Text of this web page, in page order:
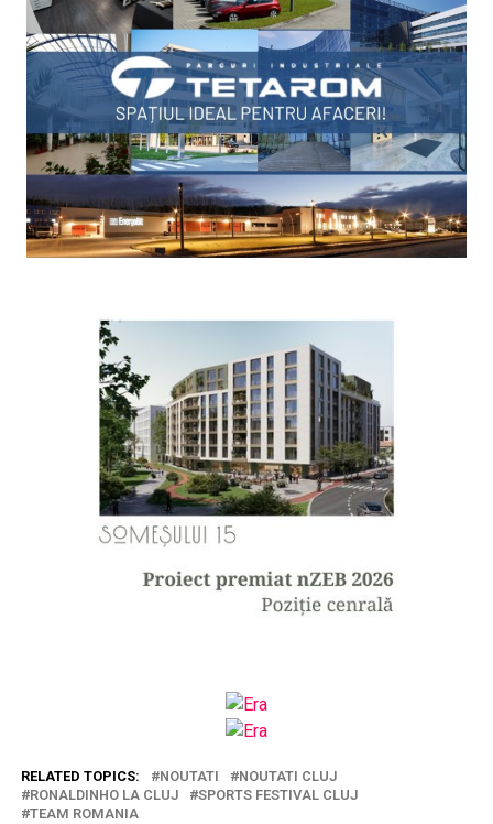
RELATED TOPICS: NOUTATI
NOUTATI CLUJ
RONALDINHO LA CLUJ
SPORTS FESTIVAL CLUJ
TEAM ROMANIA